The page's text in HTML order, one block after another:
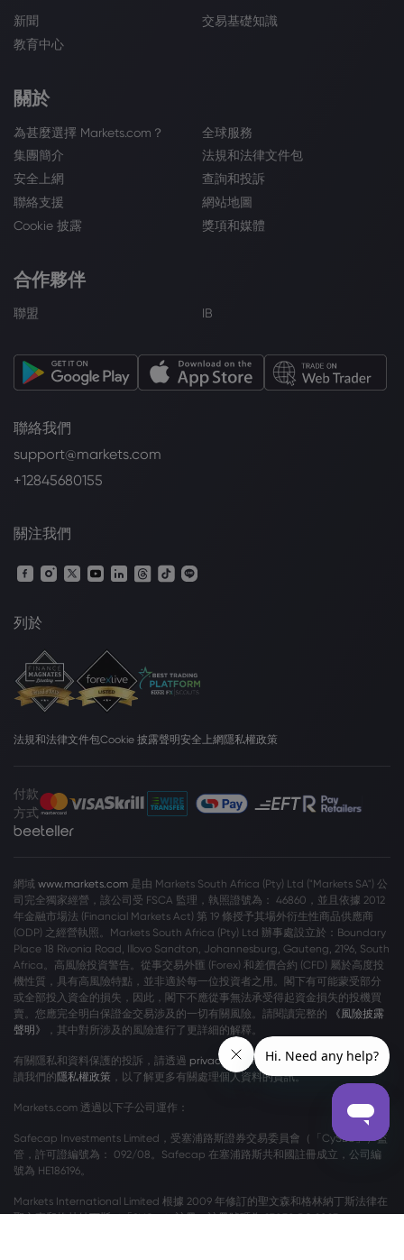
新聞
交易基礎知識
教育中心
關於
為甚麼選擇 Markets.com？
全球服務
集團簡介
法規和法律文件包
安全上網
查詢和投訴
聯絡支援
網站地圖
Cookie 披露
獎項和媒體
合作夥伴
聯盟 IB
聯絡我們
support@markets.com
+12845680155
關注我們
列於
法規和法律文件包Cookie 披露聲明安全上網隱私權政策
付款
方式
網域 www.markets.com 是由 Markets South Africa (Pty) Ltd ("Markets SA") 公
司完全獨家經營，該公司受 FSCA 監理，執照證號為： 46860，並且依據 2012
年金融市場法 (Financial Markets Act) 第 19 條授予其場外衍生性商品供應商
(ODP) 之經營執照。Markets South Africa (Pty) Ltd 辦事處設立於：Boundary
Place 18 Rivonia Road, Illovo Sandton, Johannesburg, Gauteng, 2196, South
Africa。高風險投資警告。從事交易外匯 (Forex) 和差價合約 (CFD) 屬於高度投
機性質，具有高風險特點，並非適於每一位投資者之用。閣下有可能蒙受部分
或全部投入資金的損失，因此，閣下不應從事無法承受得起資金損失的投機買
賣。您應完全明白保證金交易涉及的一切有關風險。請閱讀完整的
《風險披露
聲明》
，其中對所涉及的風險進行了更詳細的解釋。
有關隱私和資料保護的投訴，請透過 privacy@markets.com與我們聯絡。請閱
讀我們的隱私權政策 ，以了解更多有關處理個人資料的資訊。
Markets.com 透過以下子公司運作：
Safecap Investments Limited，受塞浦路斯證券交易委員會（「CySEC」）監
管，許可證編號為： 092/08。Safecap 在塞浦路斯共和國註冊成立，公司編
號為 HE186196。
Markets International Limited 根據 2009 年修訂的聖文森和格林納丁斯法律在
聖文森和格林納丁斯（「SVG」）註冊，註冊號碼為 27030 BC 2023。